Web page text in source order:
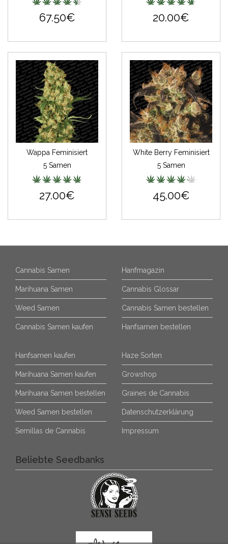
67.50€ 20.00€
Wappa Feminisiert
5 Samen
27.00€
White Berry Feminisiert
5 Samen
45.00€
Cannabis Samen
Marihuana Samen
Weed Samen
Cannabis Samen kaufen
Hanfmagazin
Cannabis Glossar
Cannabis Samen bestellen
Hanfsamen bestellen
Hanfsamen kaufen
Marihuana Samen kaufen
Marihuana Samen bestellen
Weed Samen bestellen
Semillas de Cannabis
Haze Sorten
Growshop
Graines de Cannabis
Datenschutzerklärung
Impressum
Beliebte Seedbanks